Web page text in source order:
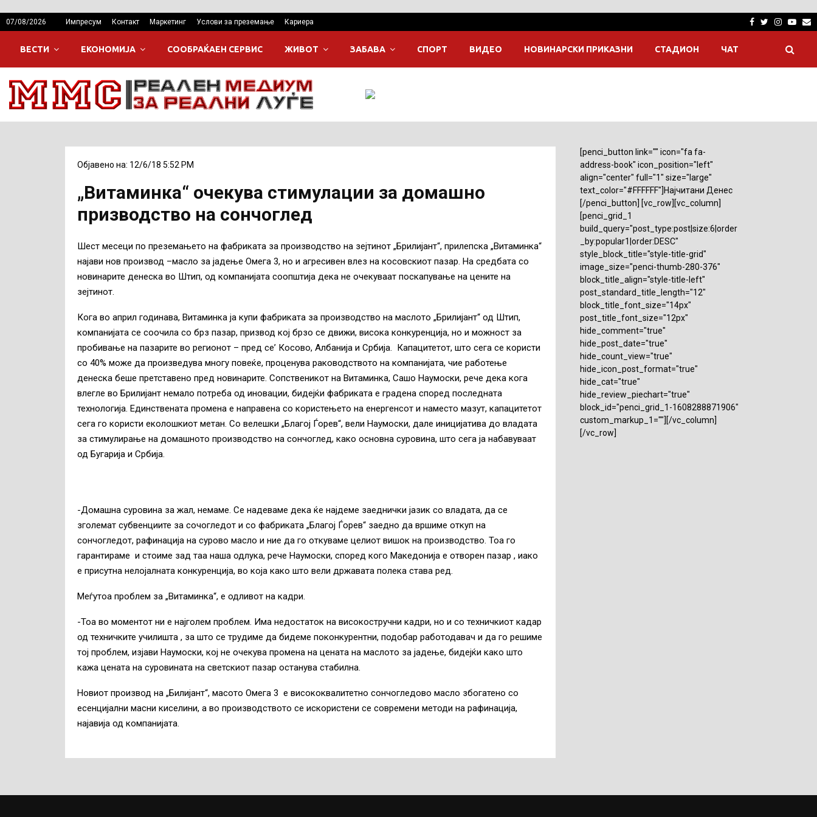
07/08/2026 Импресум Контакт Маркетинг Услови за преземање Кариера Facebook
Twitter
ВЕСТИ ЕКОНОМИЈА СООБРАЌАЕН СЕРВИС ЖИВОТ ЗАБАВА СПОРТ ВИДЕО НОВИНАРСКИ ПРИКАЗНИ СТАДИОН ЧАТ
Објавено на: 12/6/18 5:52 PM
„Витаминка“ очекува стимулации за домашно
призводство на сончоглед
Шест месеци по преземањето на фабриката за производство на зејтинот „Брилијант“, прилепска „Витаминка“
најави нов производ –масло за јадење Омега 3, но и агресивен влез на косовскиот пазар. На средбата со
новинарите денеска во Штип, од компанијата соопштија дека не очекуваат поскапување на цените на
зејтинот.
Кога во април годинава, Витаминка ја купи фабриката за производство на маслото „Брилијант“ од Штип,
компанијата се соочила со брз пазар, призвод кој брзо се движи, висока конкуренција, но и можност за
пробивање на пазарите во регионот – пред се’ Косово, Албанија и Србија. Капацитетот, што сега се користи
со 40% може да произведува многу повеќе, проценува раководството на компанијата, чие работење
денеска беше претставено пред новинарите. Сопственикот на Витаминка, Сашо Наумоски, рече дека кога
влегле во Брилијант немало потреба од иновации, бидејќи фабриката е градена според последната
технологија. Единствената промена е направена со користењето на енергенсот и наместо мазут, капацитетот
сега го користи еколошкиот метан. Со велешки „Благој Ѓорев“, вели Наумоски, дале иницијатива до владата
за стимулирање на домашното производство на сончоглед, како основна суровина, што сега ја набавуваат
од Бугарија и Србија.
-Домашна суровина за жал, немаме. Се надеваме дека ќе најдеме заеднички јазик со владата, да се
зголемат субвенциите за сочогледот и со фабриката „Благој Ѓорев“ заедно да вршиме откуп на
сончогледот, рафинација на сурово масло и ние да го откуваме целиот вишок на производство. Тоа го
гарантираме и стоиме зад таа наша одлука, рече Наумоски, според кого Македонија е отворен пазар , иако
е присутна нелојалната конкуренција, во која како што вели државата полека става ред.
Меѓутоа проблем за „Витаминка“, е одливот на кадри.
-Тоа во моментот ни е најголем проблем. Има недостаток на високостручни кадри, но и со техничкиот кадар
од техничките училишта , за што се трудиме да бидеме поконкурентни, подобар работодавач и да го решиме
тој проблем, изјави Наумоски, кој не очекува промена на цената на маслото за јадење, бидејќи како што
кажа цената на суровината на светскиот пазар останува стабилна.
Новиот производ на „Билијант“, масото Омега 3 е висококвалитетно сончогледово масло збогатено со
есенцијални масни киселини, а во производството се искористени се современи методи на рафинација,
најавија од компанијата.
[penci_button link="" icon="fa fa-
address-book" icon_position="left"
align="center" full="1" size="large"
text_color="#FFFFFF"]Најчитани Денес
[/penci_button] [vc_row][vc_column]
[penci_grid_1
build_query="post_type:post|size:6|order
_by:popular1|order:DESC"
style_block_title="style-title-grid"
image_size="penci-thumb-280-376"
block_title_align="style-title-left"
post_standard_title_length="12"
block_title_font_size="14px"
post_title_font_size="12px"
hide_comment="true"
hide_post_date="true"
hide_count_view="true"
hide_icon_post_format="true"
hide_cat="true"
hide_review_piechart="true"
block_id="penci_grid_1-1608288871906"
custom_markup_1=""][/vc_column]
[/vc_row]